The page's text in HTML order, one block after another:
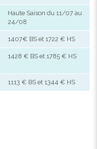
Haute Saison du 11/07 au
24/08
1407€ BS et 1722 € HS
1428 € BS et 1785 € HS
1113 € BS et 1344 € HS